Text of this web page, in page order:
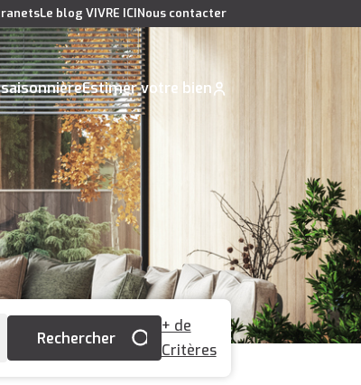
Le blog VIVRE ICINous contacter
Estimer votre bien
+ de
Critères